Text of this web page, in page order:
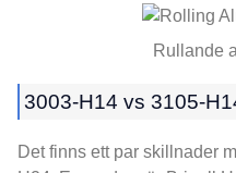
Rullande
3003-H14 vs 3105-
Det finns ett par skillnader